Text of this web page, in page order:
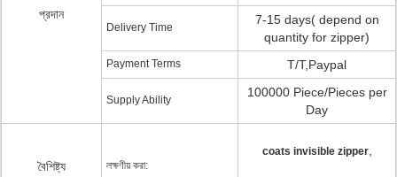
প্রদান
Delivery Time
7-15 days( depend on
quantity for zipper)
Payment Terms T/T,Paypal
Supply Ability
100000 Piece/Pieces per
Day
বৈশিষ্ট্য লক্ষণীয় করা:
coats invisible zipper,